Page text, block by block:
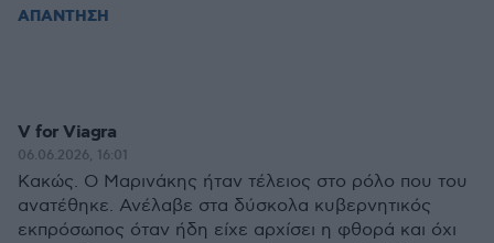
ΑΠΑΝΤΗΣΗ
V for Viagra
06.06.2026, 16:01
Κακώς. Ο Μαρινάκης ήταν τέλειος στο ρόλο που του
ανατέθηκε. Ανέλαβε στα δύσκολα κυβερνητικός
εκπρόσωπος όταν ήδη είχε αρχίσει η φθορά και όχι